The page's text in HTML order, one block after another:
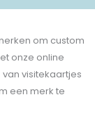
om custom
onze online
visitekaartjes
een merk te